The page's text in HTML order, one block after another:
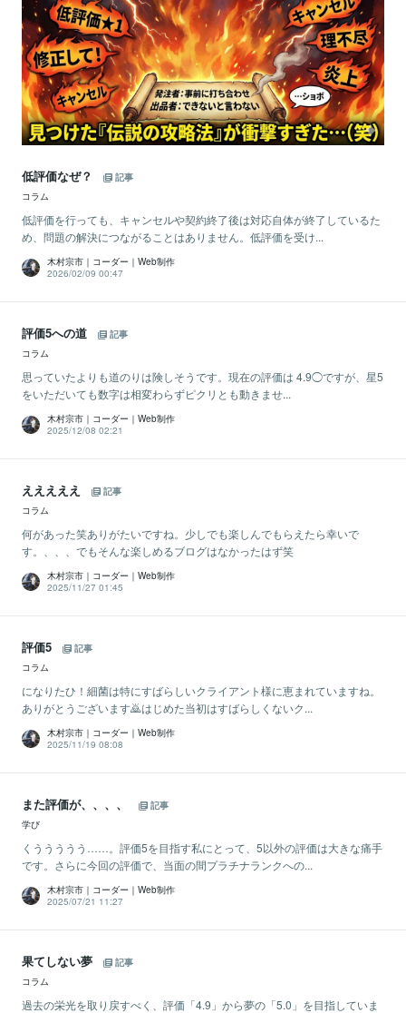
低評価なぜ？
記事
コラム
低評価を行っても、キャンセルや契約終了後は対応自体が終了しているた
め、問題の解決につながることはありません。低評価を受け...
木村宗市｜コーダー｜Web制作
2026/02/09 00:47
評価5への道
記事
コラム
思っていたよりも道のりは険しそうです。現在の評価は 4.9◯ですが、星5
をいただいても数字は相変わらずピクリとも動きませ...
木村宗市｜コーダー｜Web制作
2025/12/08 02:21
えええええ
記事
コラム
何があった笑ありがたいですね。少しでも楽しんでもらえたら幸いで
す。、、、でもそんな楽しめるブログはなかったはず笑
木村宗市｜コーダー｜Web制作
2025/11/27 01:45
評価5
記事
コラム
になりたひ！細菌は特にすばらしいクライアント様に恵まれていますね。
ありがとうございます🙇はじめた当初はすばらしくないク...
木村宗市｜コーダー｜Web制作
2025/11/19 08:08
また評価が、、、、
記事
学び
くううううう……。評価5を目指す私にとって、5以外の評価は大きな痛手
です。さらに今回の評価で、当面の間プラチナランクへの...
木村宗市｜コーダー｜Web制作
2025/07/21 11:27
果てしない夢
記事
コラム
過去の栄光を取り戻すべく、評価「4.9」から夢の「5.0」を目指していま